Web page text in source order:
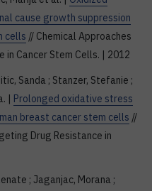
cause growth suppression
cells // Chemical Approaches
Cancer Stem Cells. | 2012
Sanda ; Stanzer, Stefanie ;
| Prolonged oxidative stress
breast cancer stem cells //
Drug Resistance in
; Jaganjac, Morana ;